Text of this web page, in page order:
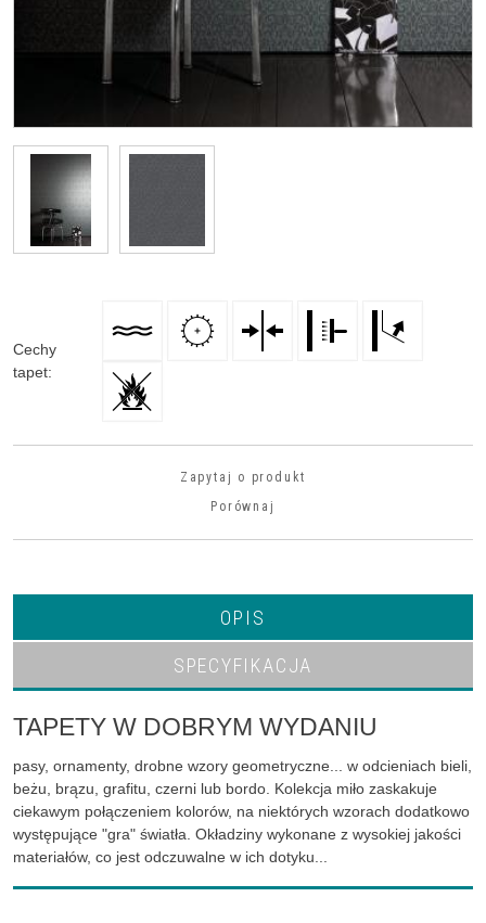
Cechy
tapet:
Zapytaj o produkt
Porównaj
OPIS
SPECYFIKACJA
TAPETY W DOBRYM WYDANIU
pasy, ornamenty, drobne wzory geometryczne... w odcieniach bieli,
beżu, brązu, grafitu, czerni lub bordo. Kolekcja miło zaskakuje
ciekawym połączeniem kolorów, na niektórych wzorach dodatkowo
występujące "gra" światła. Okładziny wykonane z wysokiej jakości
materiałów, co jest odczuwalne w ich dotyku...